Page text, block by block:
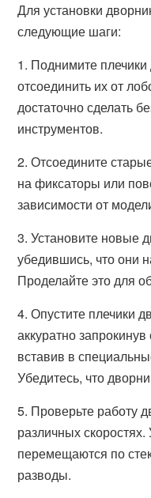
Для установки
следующие шаги:
1. Поднимите
отсоединить их от
достаточно сделать
инструментов.
2. Отсоедините
на фиксаторы или
зависимости от
3. Установите новые
убедившись, что они
Проделайте это для
4. Опустите плечики
аккуратно
вставив в
Убедитесь, что
5. Проверьте работу
различных
перемещаются по
разводы.